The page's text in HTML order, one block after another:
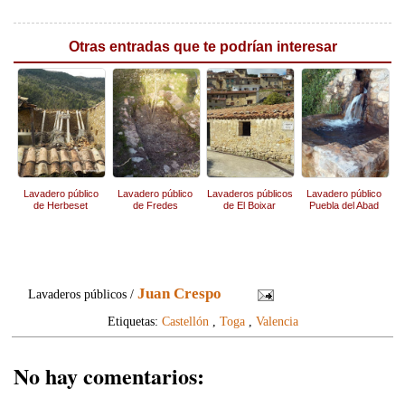
Otras entradas que te podrían interesar
Lavadero público
de Herbeset
Lavadero público
de Fredes
Lavaderos públicos
de El Boixar
Lavadero público
Puebla del Abad
Lavaderos públicos /Juan Crespo
Etiquetas: Castellón Toga, Valencia
No hay comentarios: